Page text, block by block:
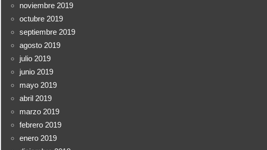
noviembre 2019
octubre 2019
septiembre 2019
agosto 2019
julio 2019
junio 2019
mayo 2019
abril 2019
marzo 2019
febrero 2019
enero 2019